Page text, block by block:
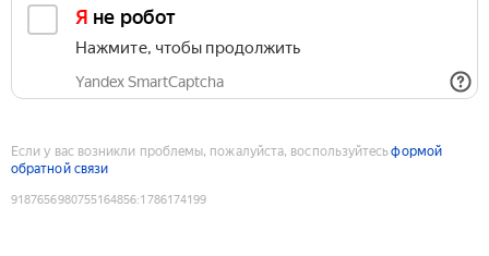
Я не робот
Нажмите, чтобы продолжить
Yandex SmartCaptcha
Если у вас возникли проблемы, пожалуйста, воспользуйтесьформой
обратной связи
9187656980755164856:1786174199